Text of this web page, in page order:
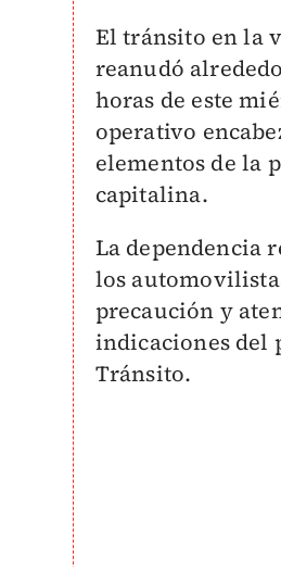
El tránsito en la
reanudó
horas de este
operativo
elementos de la
capitalina.
La dependencia
los
precaución y
indicaciones del
Tránsito.